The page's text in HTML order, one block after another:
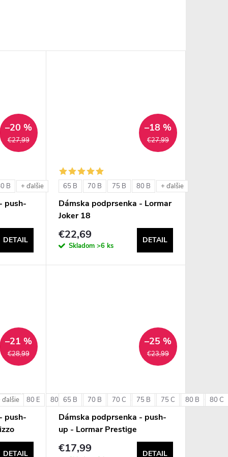
€27,99
–20 %
B + ďalšie
push-
DETAIL
€27,99
–18 %
65 B 70 B 75 B 80 B + ďalšie
Dámska podprsenka - Lormar
Joker 18
€22,69
Skladom >6 ks
DETAIL
80 D 80 E 80 F 85 C 85 D 85 E 90 C 90 D 90 E +
€28,99
–21 %
ďalšie
push-
DETAIL
€23,99
–25 %
65 B 70 B 70 C 75 B 75 C 80 B 80 C
Dámska podprsenka - push-
up - Lormar Prestige
€17,99 DETAIL